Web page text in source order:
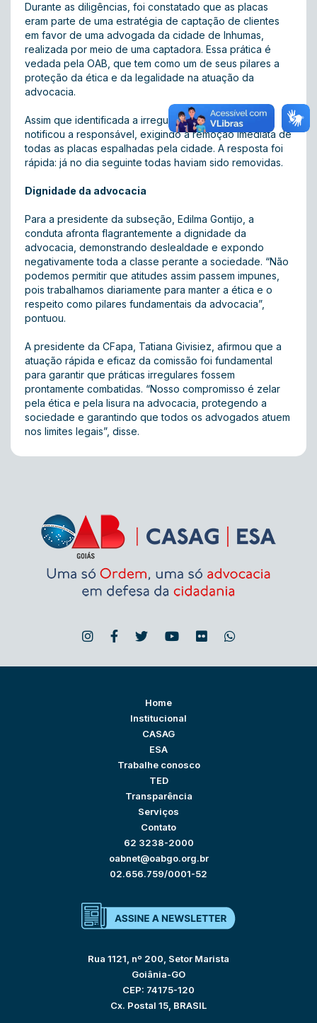
Durante as diligências, foi constatado que as placas
eram parte de uma estratégia de captação de clientes
em favor de uma advogada da cidade de Inhumas,
realizada por meio de uma captadora. Essa prática é
vedada pela OAB, que tem como um de seus pilares a
proteção da ética e da legalidade na atuação da
advocacia.
Assim que identificada a irregularidade, a OAB Goiás
notificou a responsável, exigindo a remoção imediata de
todas as placas espalhadas pela cidade. A resposta foi
rápida: já no dia seguinte todas haviam sido removidas.
Dignidade da advocacia
Para a presidente da subseção, Edilma Gontijo, a
conduta afronta flagrantemente a dignidade da
advocacia, demonstrando deslealdade e expondo
negativamente toda a classe perante a sociedade. “Não
podemos permitir que atitudes assim passem impunes,
pois trabalhamos diariamente para manter a ética e o
respeito como pilares fundamentais da advocacia”,
pontuou.
A presidente da CFapa, Tatiana Givisiez, afirmou que a
atuação rápida e eficaz da comissão foi fundamental
para garantir que práticas irregulares fossem
prontamente combatidas. “Nosso compromisso é zelar
pela ética e pela lisura na advocacia, protegendo a
sociedade e garantindo que todos os advogados atuem
nos limites legais”, disse.
Home
Institucional
CASAG
ESA
Trabalhe conosco
TED
Transparência
Serviços
Contato
62 3238-2000
oabnet@oabgo.org.br
02.656.759/0001-52
Rua 1121, nº 200, Setor Marista
Goiânia-GO
CEP: 74175-120
Cx. Postal 15, BRASIL